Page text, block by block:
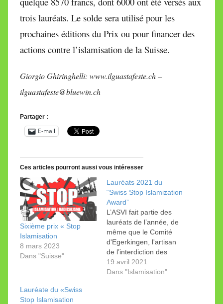
trois lauréats. Le solde sera utilisé pour les
prochaines éditions du Prix ou pour financer des
actions contre l’islamisation de la Suisse.
Giorgio Ghiringhelli: www.ilguastafeste.ch –
ilguastafeste@bluewin.ch
Partager :
E-mail
Ces articles pourront aussi vous intéresser
Sixième prix « Stop
Islamisation
8 mars 2023
Dans "Suisse"
Lauréats 2021 du
“Swiss Stop Islamization
Award”
L’ASVI fait partie des
lauréats de l’année, de
même que le Comité
d'Egerkingen, l'artisan
de l’interdiction des
minarets et du niqab. Le
but du “Swiss Stop
19 avril 2021
Dans "Islamisation"
Lauréate du «Swiss
Stop Islamisation